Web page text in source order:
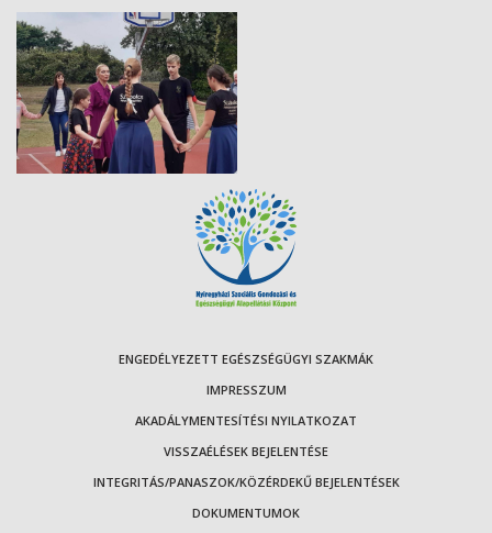
ENGEDÉLYEZETT EGÉSZSÉGÜGYI SZAKMÁK
IMPRESSZUM
AKADÁLYMENTESÍTÉSI NYILATKOZAT
VISSZAÉLÉSEK BEJELENTÉSE
INTEGRITÁS/PANASZOK/KÖZÉRDEKŰ BEJELENTÉSEK
DOKUMENTUMOK